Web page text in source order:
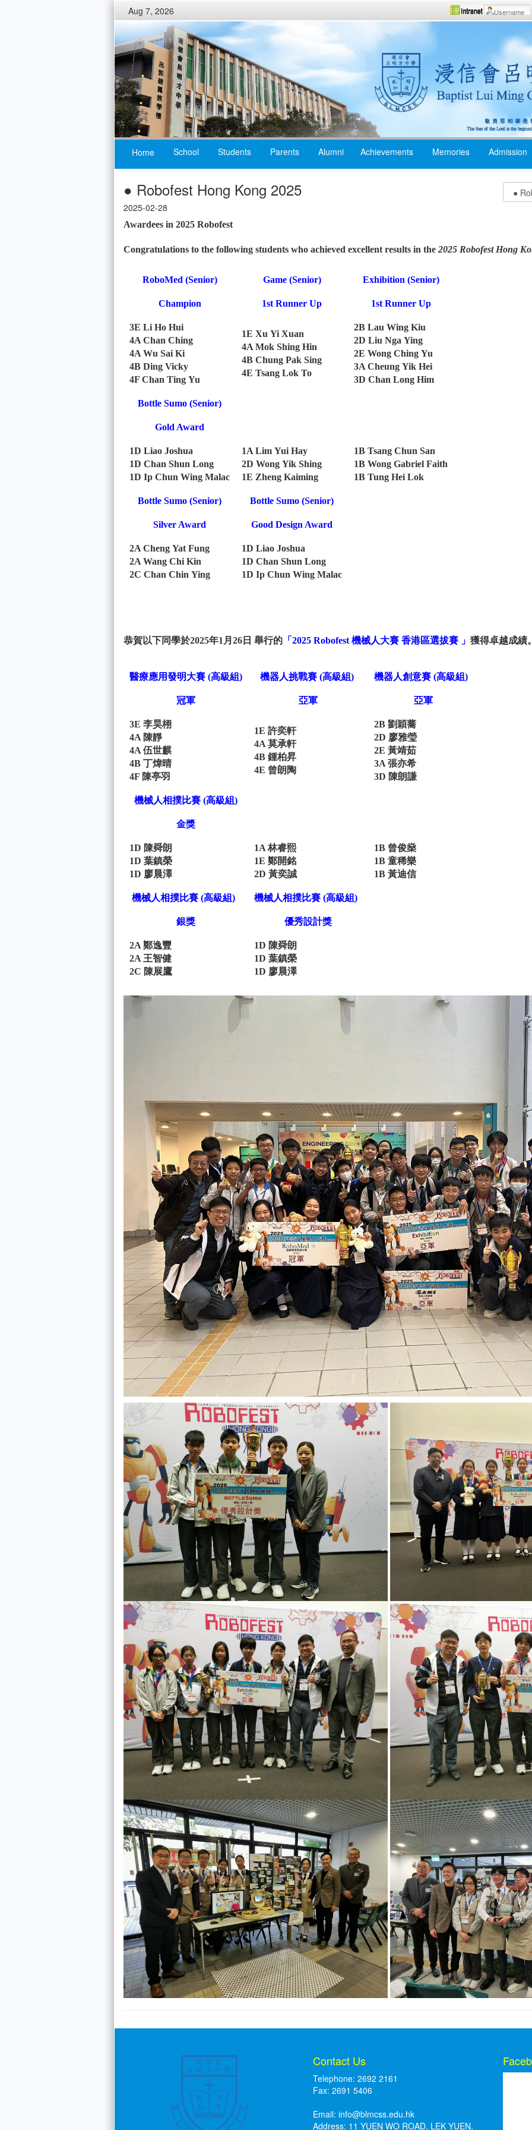
Aug 7, 2026
Home School Students Parents Alumni Achievements Memories Admission
● Robofest Hong Kong 2025
2025-02-28
Awardees in 2025 Robofest
Congratulations to the following students who achieved excellent results in the 2025 Robofest Hong
RoboMed (Senior) Game (Senior) Exhibition (Senior)
Champion 1st Runner Up 1st Runner Up
3E Li Ho Hui
4A Chan Ching
4A Wu Sai Ki
4B Ding Vicky
4F Chan Ting Yu
1E Xu Yi Xuan
4A Mok Shing Hin
4B Chung Pak Sing
4E Tsang Lok To
2B Lau Wing Kiu
2D Liu Nga Ying
2E Wong Ching Yu
3A Cheung Yik Hei
3D Chan Long Him
Bottle Sumo (Senior)
Gold Award
1D Liao Joshua
1D Chan Shun Long
1D Ip Chun Wing Malac
1A Lim Yui Hay
2D Wong Yik Shing
1E Zheng Kaiming
1B Tsang Chun San
1B Wong Gabriel Faith
1B Tung Hei Lok
Bottle Sumo (Senior) Bottle Sumo (Senior)
Silver Award Good Design Award
2A Cheng Yat Fung
2A Wang Chi Kin
2C Chan Chin Ying
1D Liao Joshua
1D Chan Shun Long
1D Ip Chun Wing Malac
恭賀以下同學於2025年1月26日 舉行的 「2025 Robofest 機械人大賽 香港區選拔賽 」 獲得卓越成績
醫療應用發明大賽 (高級組) 機器人挑戰賽 (高級組) 機器人創意賽 (高級組)
冠軍 亞軍 亞軍
3E 李昊栩
4A 陳靜
4A 伍世麒
4B 丁煒晴
4F 陳亭羽
1E 許奕軒
4A 莫承軒
4B 鍾柏昇
4E 曾朗陶
2B 劉穎蕎
2D 廖雅瑩
2E 黃靖茹
3A 張亦希
3D 陳朗謙
機械人相撲比賽 (高級組)
金獎
1D 陳舜朗
1D 葉鎮榮
1D 廖晨澤
1A 林睿熙
1E 鄭開銘
2D 黃奕誠
1B 曾俊燊
1B 童稀樂
1B 黃迪信
機械人相撲比賽 (高級組) 機械人相撲比賽 (高級組)
銀獎 優秀設計獎
2A 鄭逸豐
2A 王智健
2C 陳展鷹
1D 陳舜朗
1D 葉鎮榮
1D 廖晨澤
Contact Us
Telephone: 2692 2161
Fax: 2691 5406
Email:info@blmcss.edu.hk
Address: 11 YUEN WO ROAD, LEK YUEN,